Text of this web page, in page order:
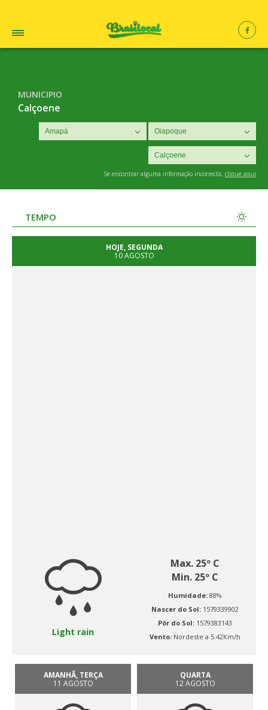
MUNICIPIO
Calçoene
Se encontrar alguma informação incorrecta, clique aqui
TEMPO
HOJE, SEGUNDA
10 AGOSTO
Light rain
Max. 25º C
Min. 25º C
Humidade: 88%
Nascer do Sol: 1579339902
Pôr do Sol: 1579383143
Vento: Nordeste a 5.42Km/h
AMANHÃ, TERÇA
11 AGOSTO
QUARTA
12 AGOSTO